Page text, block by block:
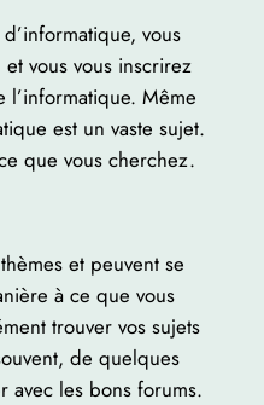
vous
vous vous inscrirez
l’informatique. Même
est un vaste sujet.
que vous cherchez.
et peuvent se
à ce que vous
trouver vos sujets
de quelques
avec les bons forums.